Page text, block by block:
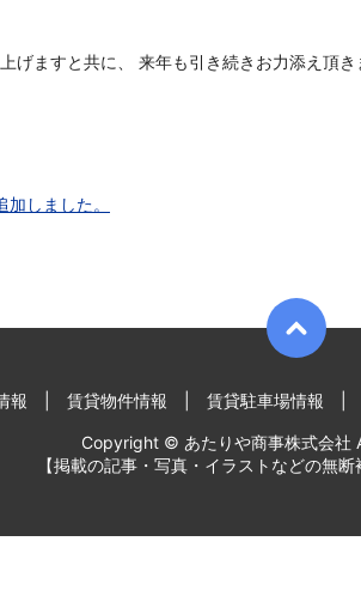
げますと共に、 来年も引き続きお力添え頂き
しました。
報 賃貸物件情報 賃貸駐車場情報
Copyright © あたりや商事株式会社
【掲載の記事・写真・イラストなどの無断